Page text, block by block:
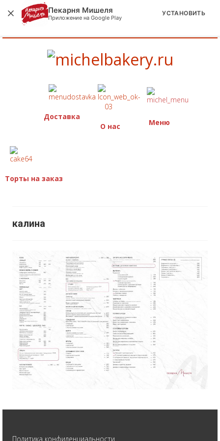
Доставка
О нас
Меню
Торты на заказ
калина
Политика конфиденциальности
Пекарня Мишеля
Приложение на Google Play
УСТАНОВИТЬ